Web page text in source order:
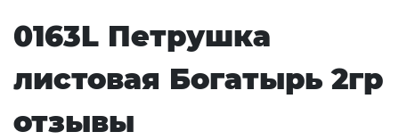
0163L Петрушка
листовая Богатырь 2гр
отзывы